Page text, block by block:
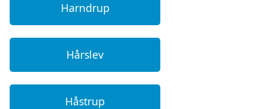
Harndrup
Hårslev
Håstrup